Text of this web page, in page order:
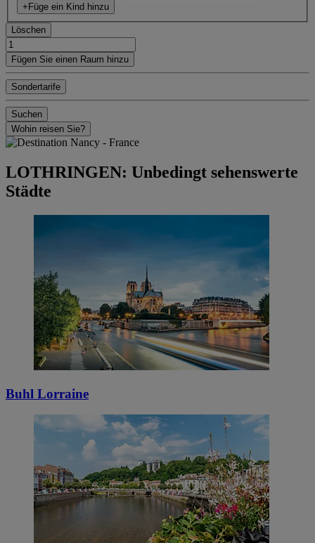
+Füge ein Kind hinzu
Löschen
Fügen Sie einen Raum hinzu
Sondertarife
Suchen
Wohin reisen Sie?
LOTHRINGEN: Unbedingt sehenswerte
Städte
Buhl Lorraine